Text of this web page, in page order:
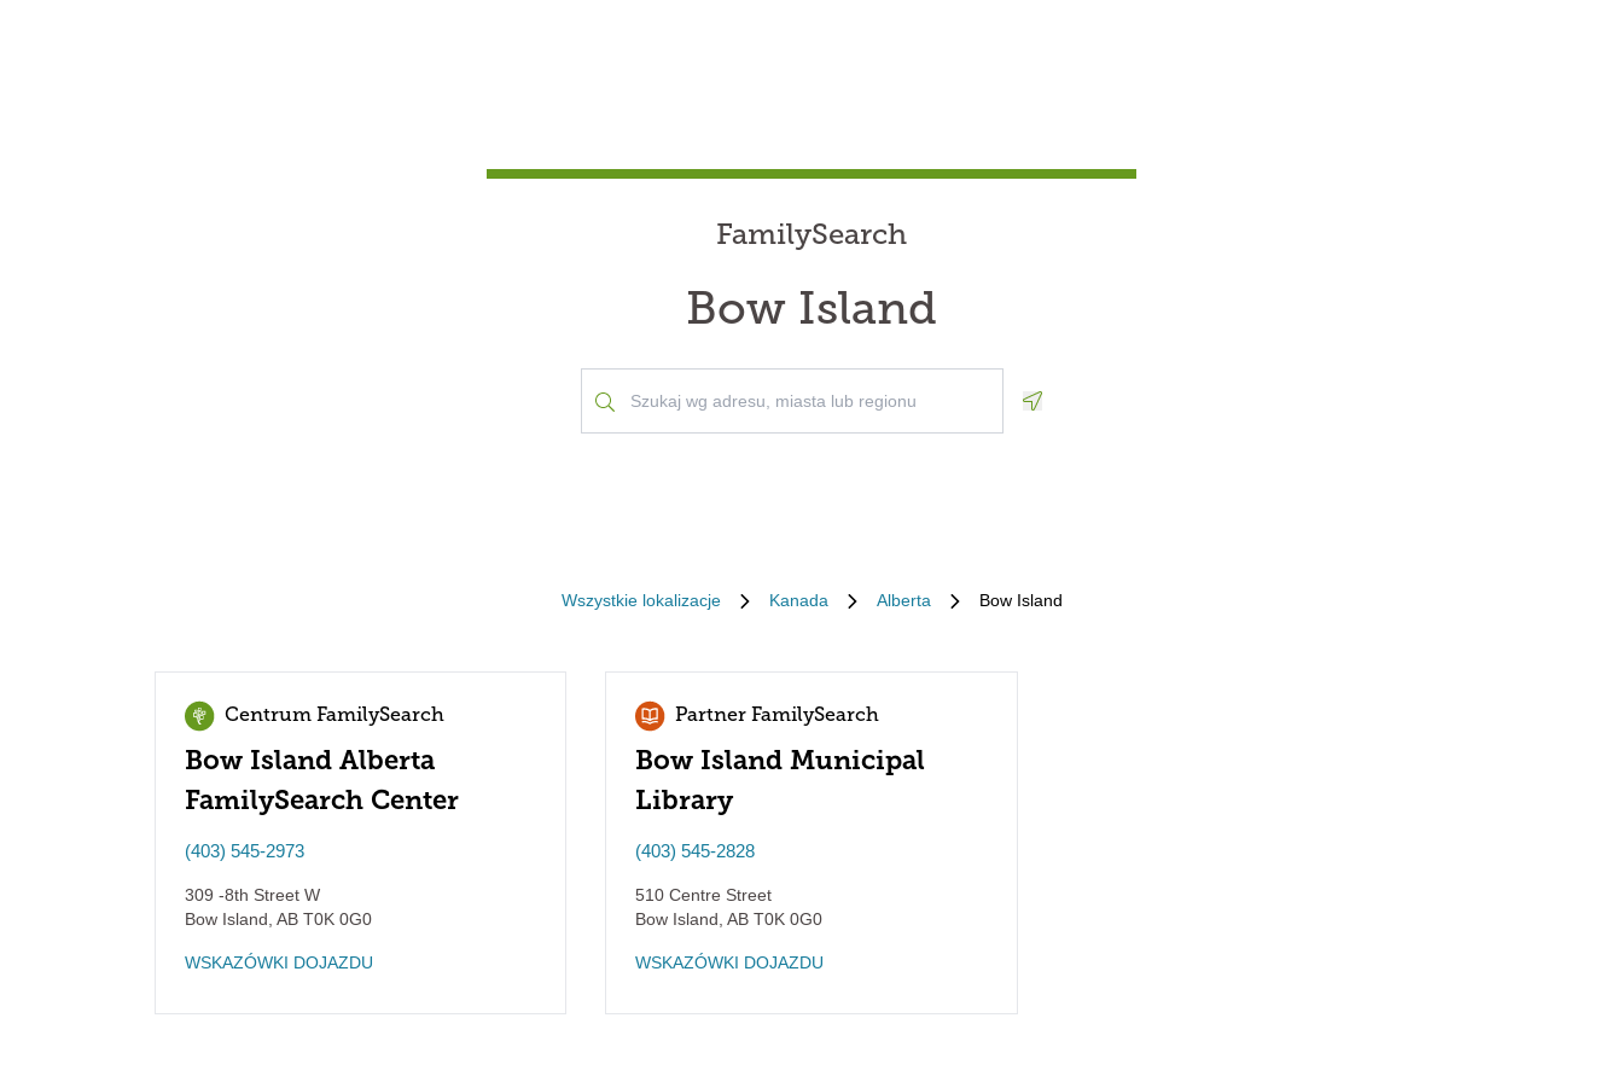
FamilySearch
Bow Island
Wszystkie lokalizacje Kanada Alberta Bow Island
Centrum FamilySearch
Bow Island Alberta
FamilySearch Center
(403) 545-2973
309 -8th Street W
Bow Island AB T0K 0G0
WSKAZÓWKI DOJAZDU
Partner FamilySearch
Bow Island Municipal
Library
(403) 545-2828
510 Centre Street
Bow Island AB T0K 0G0
WSKAZÓWKI DOJAZDU